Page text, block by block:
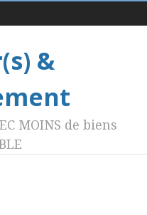
1
&
MOINS de biens